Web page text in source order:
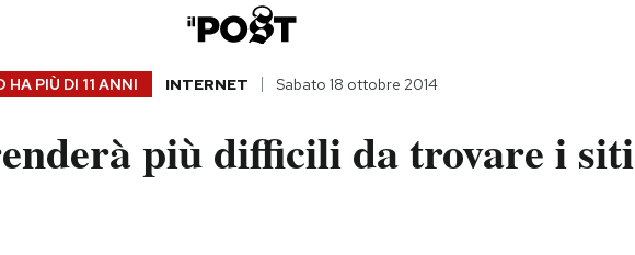
HA PIÙ DI 11 ANNI INTERNET Sabato 18 ottobre 2014
più difficili da trovare i siti